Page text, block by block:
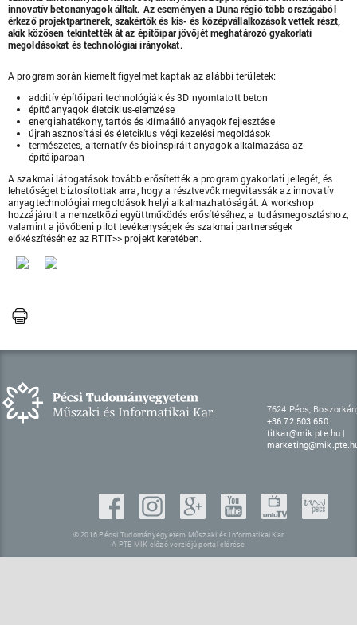
innovatív betonanyagok álltak. Az eseményen a Duna régió több országából
érkező projektpartnerek, szakértők és kis- és középvállalkozások vettek részt,
akik közösen tekintették át az építőipar jövőjét meghatározó gyakorlati
megoldásokat és technológiai irányokat.
A program során kiemelt figyelmet kaptak az alábbi területek:
additív építőipari technológiák és 3D nyomtatott beton
építőanyagok életciklus-elemzése
energiahatékony, tartós és klímaálló anyagok fejlesztése
újrahasznosítási és életciklus végi kezelési megoldások
természetes, alternatív és bioinspirált anyagok alkalmazása az
építőiparban
A szakmai látogatások tovább erősítették a program gyakorlati jellegét, és
lehetőséget biztosítottak arra, hogy a résztvevők megvitassák az innovatív
anyagtechnológiai megoldások helyi alkalmazhatóságát. A workshop
hozzájárult a nemzetközi együttműködés erősítéséhez, a tudásmegosztáshoz,
valamint a jövőbeni pilot tevékenységek és szakmai partnerségek
előkészítéséhez az RTIT>> projekt keretében.
7624 Pécs,
+36 72 503 650
titkar@mik.pte.hu |
© 2016 Pécsi Tudományegyetem Műszaki és Informatikai Kar
A PTE MIK előző verziójú portál elérése